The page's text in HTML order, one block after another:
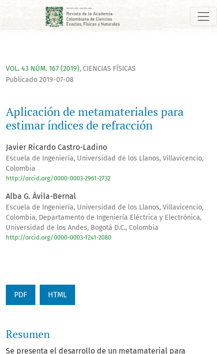
Aplicación de metamateriales para estimar índices de
VOL. 43 NÚM. 167 (2019), CIENCIAS FÍSICAS
Aplicación de metamateriales para
estimar índices de refracción
Publicado 2019-07-08
Javier Ricardo Castro-Ladino
Escuela de Ingeniería, Universidad de los Llanos, Villavicencio,
Colombia
http://orcid.org/0000-0003-2961-2732
Alba G. Ávila-Bernal
Escuela de Ingeniería, Universidad de los Llanos, Villavicencio,
Colombia, Departamento de Ingeniería Eléctrica y Electrónica,
Universidad de los Andes, Bogotá D.C., Colombia
http://orcid.org/0000-0003-1241-2080
PDF HTML
Resumen
Se presenta el desarrollo de un metamaterial para